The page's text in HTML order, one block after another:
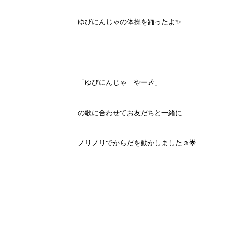
ゆびにんじゃの体操を踊ったよ✨
「ゆびにんじゃ やー🎶」
の歌に合わせてお友だちと一緒に
ノリノリでからだを動かしました☺️🌟